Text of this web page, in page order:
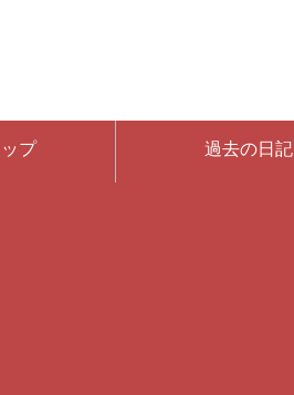
プ 過去の日記